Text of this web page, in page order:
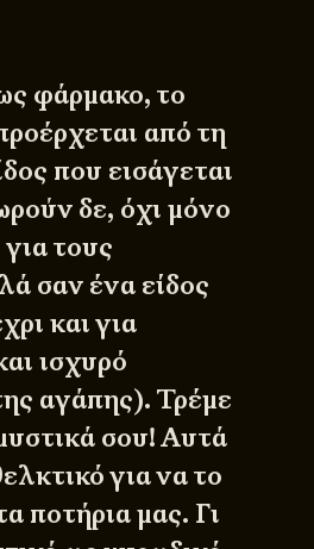
φάρμακο, το
από τη
που εισάγεται
δε, όχι μόνο
τους
σαν ένα είδος
και για
ισχυρό
αγάπης). Τρέμε
σου! Αυτά
για να το
ποτήρια μας. Γι